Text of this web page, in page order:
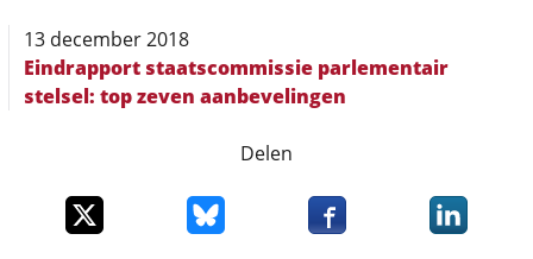
13 december 2018
Eindrapport staatscommissie parlementair
stelsel: top zeven aanbevelingen
Delen
Deel dit item op XDeel dit item op Bluesky
Deel dit item opDeel dit